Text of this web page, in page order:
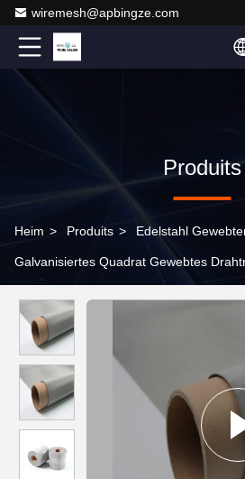
wiremesh@apbingze.com
Produits
Heim > Produits > Edelstahl
Galvanisiertes Quadrat Gewebtes